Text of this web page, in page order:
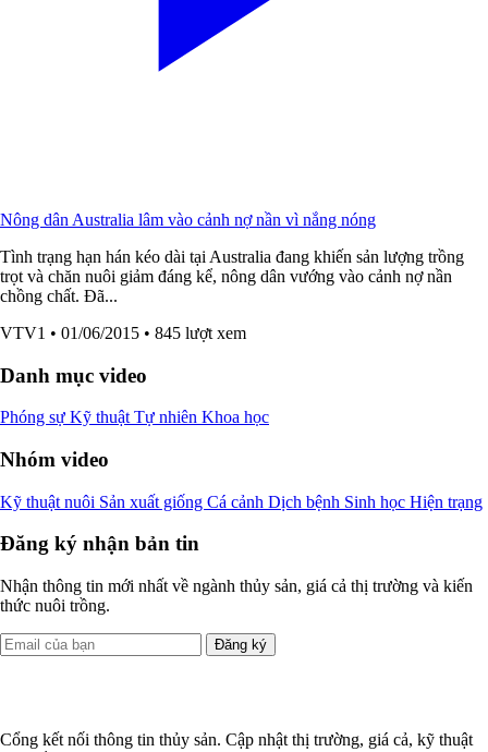
Nông dân Australia lâm vào cảnh nợ nần vì nắng nóng
Tình trạng hạn hán kéo dài tại Australia đang khiến sản lượng trồng
trọt và chăn nuôi giảm đáng kể, nông dân vướng vào cảnh nợ nần
chồng chất. Đã...
VTV1 • 01/06/2015 • 845 lượt xem
Danh mục video
Phóng sự Kỹ thuật Tự nhiên Khoa học
Nhóm video
Kỹ thuật nuôi Sản xuất giống Cá cảnh Dịch bệnh Sinh học Hiện trạng
Đăng ký nhận bản tin
Nhận thông tin mới nhất về ngành thủy sản, giá cả thị trường và kiến
thức nuôi trồng.
Đăng ký
Cổng kết nối thông tin thủy sản. Cập nhật thị trường, giá cả, kỹ thuật